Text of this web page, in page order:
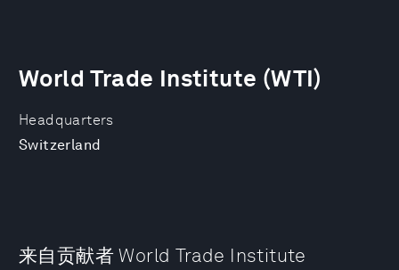
Headquarters
Switzerland
World Trade Institute (WTI)
来自贡献者 World Trade Institute